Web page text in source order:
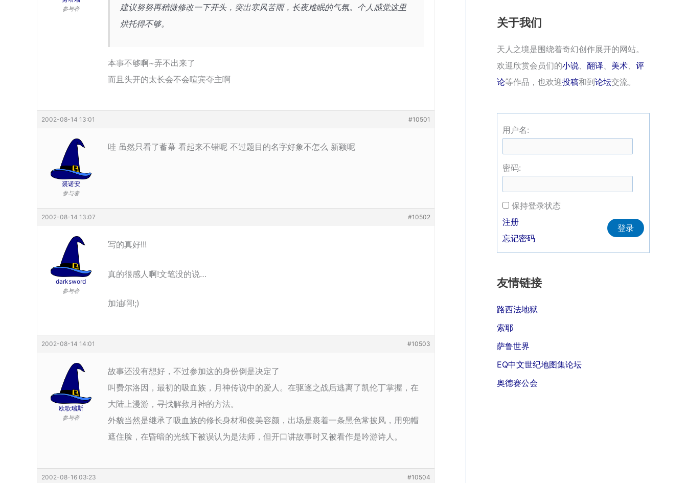
参与者
建议努努再稍微修改一下开头，突出寒风苦雨，长夜难眠的气氛。个人感觉这里
烘托得不够。
本事不够啊~弄不出来了
而且头开的太长会不会喧宾夺主啊
2002-08-14 13:01 #10501
裘诺安
参与者
哇 虽然只看了蓄幕 看起来不错呢 不过题目的名字好象不怎么 新颖呢
2002-08-14 13:07 #10502
darksword
参与者
写的真好!!!
真的很感人啊!文笔没的说…
加油啊!;)
2002-08-14 14:01 #10503
欧歌瑞斯
参与者
故事还没有想好，不过参加这的身份倒是决定了
叫费尔洛因，最初的吸血族，月神传说中的爱人。在驱逐之战后逃离了凯伦丁掌握，在
大陆上漫游，寻找解救月神的方法。
外貌当然是继承了吸血族的修长身材和俊美容颜，出场是裹着一条黑色常披风，用兜帽
遮住脸，在昏暗的光线下被误认为是法师，但开口讲故事时又被看作是吟游诗人。
2002-08-16 03:23 #10504
关于我们
天人之境是围绕着奇幻创作展开的网站。
欢迎欣赏会员们的小说、 翻译、 美术、 评
论等作品，也欢迎投稿和到论坛交流。
用户名:
密码:
保持登录状态
Alternative:
登录
注册
忘记密码
友情链接
路西法地狱
索耶
萨鲁世界
EQ中文世纪地图集论坛
奥德赛公会